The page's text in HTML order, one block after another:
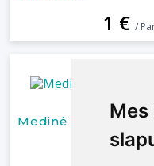
Mes
Mes
1 € /
Medinė baro kėdė
1 €